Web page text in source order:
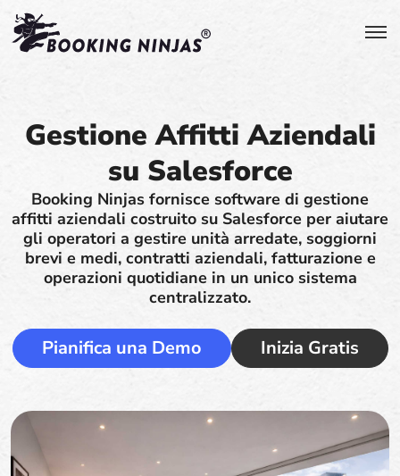
Gestione Affitti Aziendali
su Salesforce
Booking Ninjas fornisce software di gestione
affitti aziendali costruito su Salesforce per aiutare
gli operatori a gestire unità arredate, soggiorni
brevi e medi, contratti aziendali, fatturazione e
operazioni quotidiane in un unico sistema
centralizzato.
Pianifica una Demo Inizia Gratis